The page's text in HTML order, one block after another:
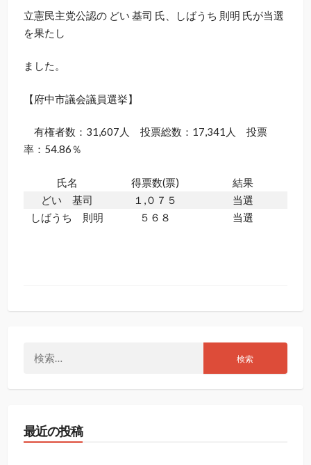
立憲民主党公認の どい 基司 氏、しばうち 則明 氏が当選
を果たし
ました。
【府中市議会議員選挙】
有権者数：31,607人 投票総数：17,341人 投票
率：54.86％
氏名 得票数(票)
結果
どい 基司
１,０７５
当選
しばうち 則明
５６８ 当選
最近の投稿